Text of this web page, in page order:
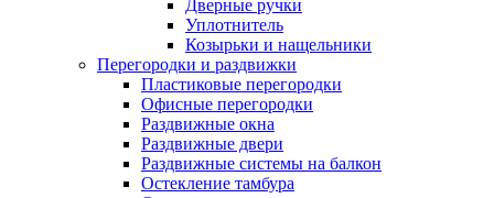
Дверные ручки
Уплотнитель
Козырьки и нащельники
Перегородки и раздвижки
Пластиковые перегородки
Офисные перегородки
Раздвижные окна
Раздвижные двери
Раздвижные системы на балкон
Остекление тамбура